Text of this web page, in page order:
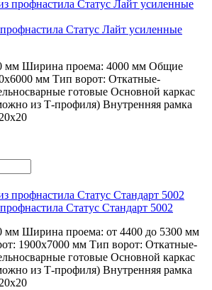
Статус Лайт усиленные
мм Ширина проема: 4000 мм Общие
мм Тип ворот: Откатные-
готовые Основной каркас
из Т-профиля) Внутренняя рамка
Статус Стандарт 5002
мм Ширина проема: от 4400 до 5300 мм
1900х7000 мм Тип ворот: Откатные-
готовые Основной каркас
из Т-профиля) Внутренняя рамка